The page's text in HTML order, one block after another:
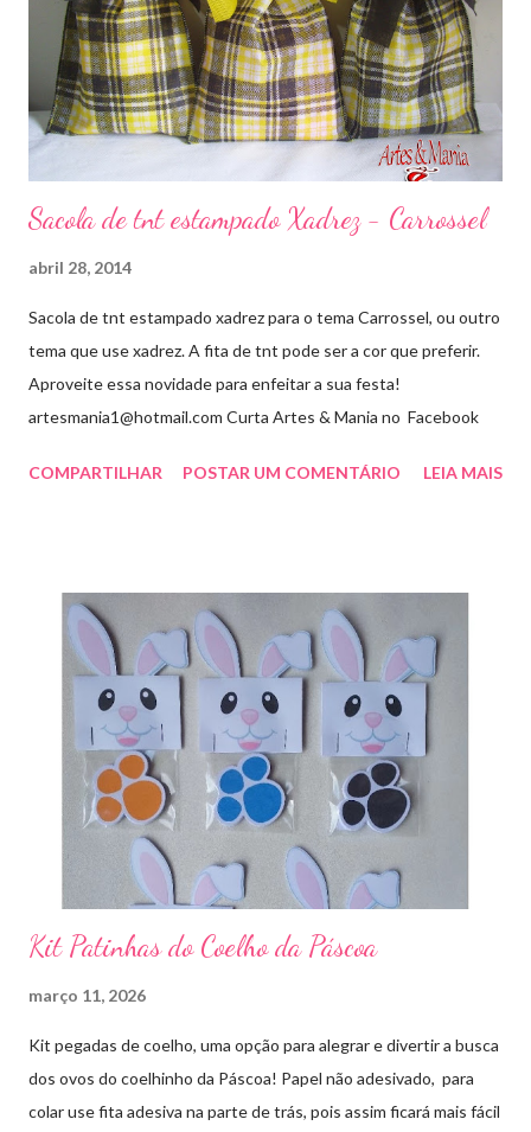
Sacola de tnt estampado Xadrez - Carrossel
abril 28, 2014
Sacola de tnt estampado xadrez para o tema Carrossel, ou outro
tema que use xadrez. A fita de tnt pode ser a cor que preferir.
Aproveite essa novidade para enfeitar a sua festa!
artesmania1@hotmail.com Curta Artes & Mania no Facebook
COMPARTILHAR POSTAR UM COMENTÁRIO LEIA MAIS
Kit Patinhas do Coelho da Páscoa
março 11, 2026
Kit pegadas de coelho, uma opção para alegrar e divertir a busca
dos ovos do coelhinho da Páscoa! Papel não adesivado, para
colar use fita adesiva na parte de trás, pois assim ficará mais fácil